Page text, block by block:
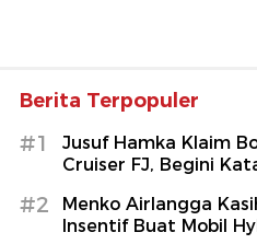
Berita Terpopuler
#1
Jusuf Hamka Klaim
Cruiser FJ, Begini
#2
Menko Airlangga
Insentif Buat Mobil